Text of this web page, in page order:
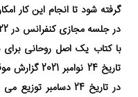
گرفته شود تا انجام این کار
با کتاب یک اصل روحانی
تاریخ 24
در تاریخ 24 دسامبر